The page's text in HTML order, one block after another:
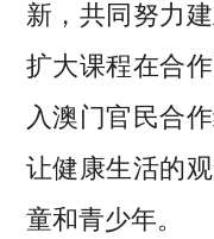
新，共同努力
扩大课程在合
入澳门官民合
让健康生活的
童和青少年。